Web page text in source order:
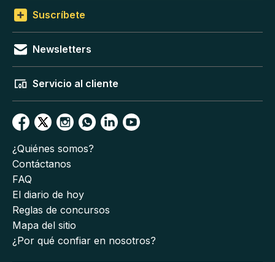
Suscríbete
Newsletters
Servicio al cliente
¿Quiénes somos?
Contáctanos
FAQ
El diario de hoy
Reglas de concursos
Mapa del sitio
¿Por qué confiar en nosotros?